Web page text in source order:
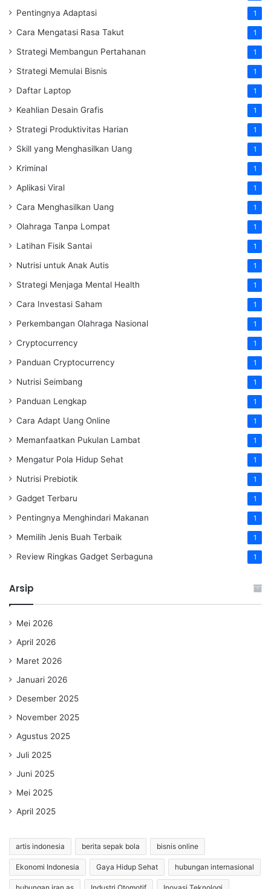
Pentingnya Adaptasi 1
Cara Mengatasi Rasa Takut 1
Strategi Membangun Pertahanan 1
Strategi Memulai Bisnis 1
Daftar Laptop 1
Keahlian Desain Grafis 1
Strategi Produktivitas Harian 1
Skill yang Menghasilkan Uang 1
Kriminal 1
Aplikasi Viral 1
Cara Menghasilkan Uang 1
Olahraga Tanpa Lompat 1
Latihan Fisik Santai 1
Nutrisi untuk Anak Autis 1
Strategi Menjaga Mental Health 1
Cara Investasi Saham 1
Perkembangan Olahraga Nasional 1
Cryptocurrency 1
Panduan Cryptocurrency 1
Nutrisi Seimbang 1
Panduan Lengkap 1
Cara Adapt Uang Online 1
Memanfaatkan Pukulan Lambat 1
Mengatur Pola Hidup Sehat 1
Nutrisi Prebiotik 1
Gadget Terbaru 1
Pentingnya Menghindari Makanan 1
Memilih Jenis Buah Terbaik 1
Review Ringkas Gadget Serbaguna 1
Arsip
Mei 2026
April 2026
Maret 2026
Januari 2026
Desember 2025
November 2025
Agustus 2025
Juli 2025
Juni 2025
Mei 2025
April 2025
artis indonesia berita sepak bola bisnis online
Ekonomi Indonesia Gaya Hidup Sehat hubungan internasional